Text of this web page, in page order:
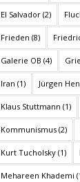
El Salvador(2)
Frieden (8)
Galerie OB (4)
Iran (1) Jürgen
Klaus Stuttmann (1)
Kommunismus(2)
Kurt Tucholsky(1)
Mehareen Khademi